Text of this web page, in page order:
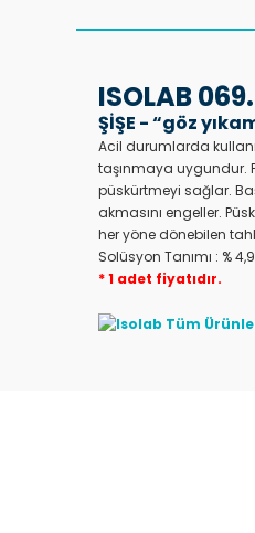
ISOLAB
ŞİŞE - “göz
Acil durumlarda
taşınmaya uygundur.
püskürtmeyi sağlar.
akmasını engeller.
her yöne dönebilen
Solüsyon Tanımı : %
* 1 adet fiyatıdır.